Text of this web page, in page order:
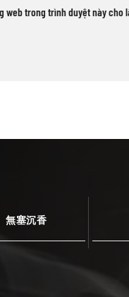
web trong trình duyệt này cho
無塞沉香